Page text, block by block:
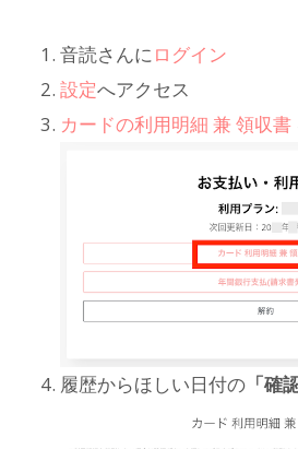
音読さんにログイン
設定へアクセス
カードの利用明細 兼 領収書
履歴からほしい日付の 「確